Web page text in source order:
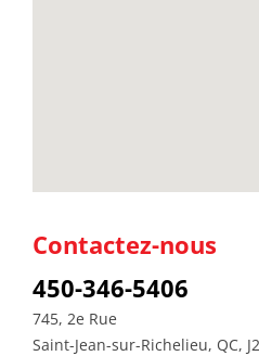
Contactez-nous
450-346-5406
745, 2e Rue
Saint-Jean-sur-Richelieu, QC,